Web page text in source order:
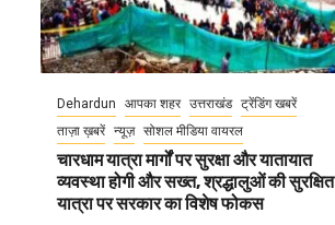
Dehardun आपका शहर उत्तराखंड ट्रेंडिंग खबरें
ताज़ा ख़बरें न्यूज़ सोशल मीडिया वायरल
चारधाम यात्रा मार्गों पर सुरक्षा और यातायात
व्यवस्था होगी और सख्त, श्रद्धालुओं की सुरक्षित
यात्रा पर सरकार का विशेष फोकस